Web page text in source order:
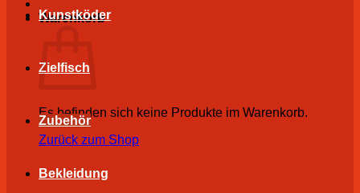
Warenkorb
Es befinden sich keine Produkte im Warenkorb.
Zurück zum Shop
Kunstköder
Zielfisch
Zubehör
Bekleidung